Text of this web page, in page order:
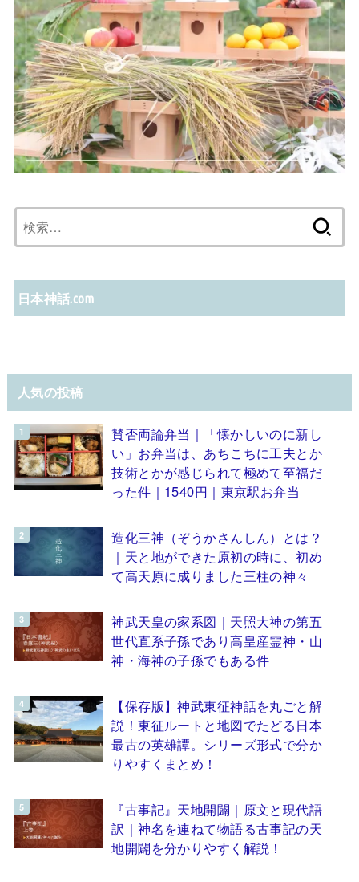
索:
日本神話.com
人気の投稿
賛否両論弁当｜「懐かしいのに新し
い」お弁当は、あちこちに工夫とか
技術とかが感じられて極めて至福だ
った件｜1540円｜東京駅お弁当
造化三神（ぞうかさんしん）とは？
｜天と地ができた原初の時に、初め
て高天原に成りました三柱の神々
神武天皇の家系図｜天照大神の第五
世代直系子孫であり高皇産霊神・山
神・海神の子孫でもある件
【保存版】神武東征神話を丸ごと解
説！東征ルートと地図でたどる日本
最古の英雄譚。シリーズ形式で分か
りやすくまとめ！
『古事記』天地開闢｜原文と現代語
訳｜神名を連ねて物語る古事記の天
地開闢を分かりやすく解説！